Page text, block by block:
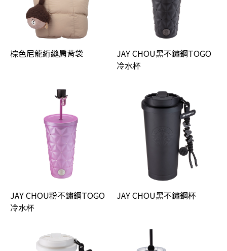
棕色尼龍絎縫肩背袋
JAY CHOU黑不鏽鋼TOGO
冷水杯
JAY CHOU粉不鏽鋼TOGO
冷水杯
JAY CHOU黑不鏽鋼杯